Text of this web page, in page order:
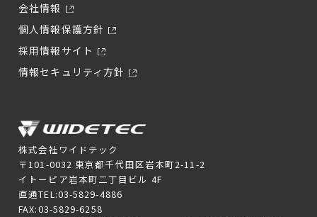
会社情報
個人情報保護方針
採用情報サイト
情報セキュリティ方針
株式会社ワイドテック
〒101-0032 東京都千代田区岩本町2-11-2
イトーピア岩本町二丁目ビル 4F
直通TEL:03-5829-4886
FAX:03-5829-6258